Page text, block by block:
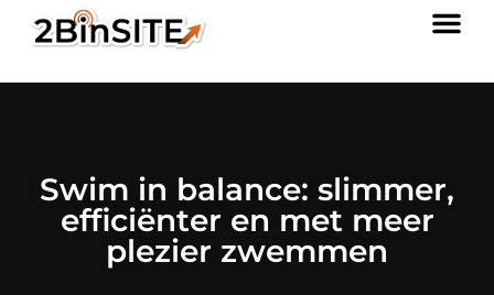
Swim in balance: slimmer,
efficiënter en met meer
plezier zwemmen